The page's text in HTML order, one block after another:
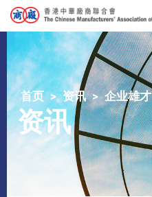
首页 资讯 企业雄才
资讯